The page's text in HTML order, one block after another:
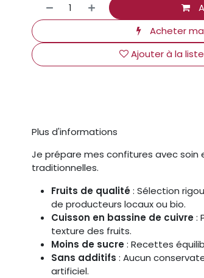
Acheter
Ajouter à la
Plus d'informations
Je prépare mes confitures avec
traditionnelles.
Fruits de qualité: Sélection
de producteurs locaux ou bio.
Cuisson en bassine de cuivre:
texture des fruits.
Moins de sucre: Recettes
Sans additifs : Aucun
artificiel.